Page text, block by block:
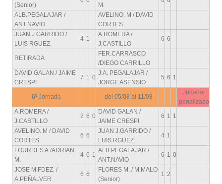
(Senior)
M.
ALB.PEGALAJAR /
ANT.NAVIO
AVELINO. M / DAVID
CORTES
JUAN J.GARRIDO /
LUIS RGUEZ.
4 1
A.ROMERA /
J.CASTILLO
6 6
RETIRADA
FER.CARRASCO
/DIEGO CARRILLO
DAVID GALAN / JAIME
CRESPI
7 1 0
J.A. PEGALAJAR /
JORGE ASENSIO
5 6 1
6ª Jornada del 05/08 al 11/08
Jugador
penalizado
A.ROMERA /
J.CASTILLO
2 6 0
DAVID GALAN /
JAIME CRESPI
6 1 1
AVELINO. M / DAVID
CORTES
6 6
JUAN J.GARRIDO /
LUIS RGUEZ.
4 1
LOURDES A./ADRIAN
M.
4 6 1
ALB.PEGALAJAR /
ANT.NAVIO
6 1 0
JOSE M.FDEZ. /
A.PEÑALVER
6 6
FLORES M. / M.MALO
(Senior)
1 2